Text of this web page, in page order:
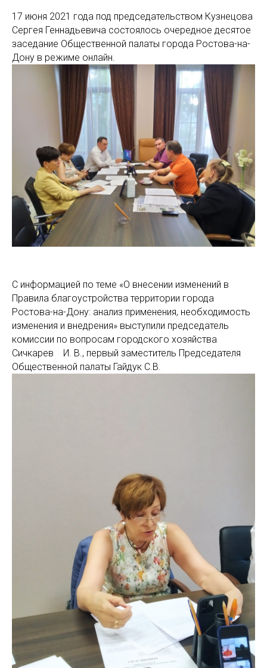
17 июня 2021 года под председательством Кузнецова
Сергея Геннадьевича состоялось очередное десятое
заседание Общественной палаты города Ростова-на-
Дону в режиме онлайн.
С информацией по теме «О внесении изменений в
Правила благоустройства территории города
Ростова-на-Дону: анализ применения, необходимость
изменения и внедрения» выступили председатель
комиссии по вопросам городского хозяйства
Сичкарев И. В., первый заместитель Председателя
Общественной палаты Гайдук С.В.